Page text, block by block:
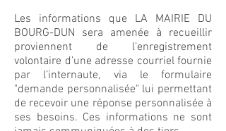
Les informations que LA MAIRIE DU
BOURG-DUN sera amenée à recueillir
proviennent de l’enregistrement
volontaire d’une adresse courriel fournie
par l’internaute, via le formulaire
"demande personnalisée" lui permettant
de recevoir une réponse personnalisée à
ses besoins. Ces informations ne sont